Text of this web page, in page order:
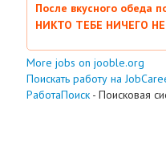
После вкусного обеда
НИКТО ТЕБЕ НИЧЕГО
More jobs on jooble.org
Поискать работу на
РаботаПоиск - Поисковая